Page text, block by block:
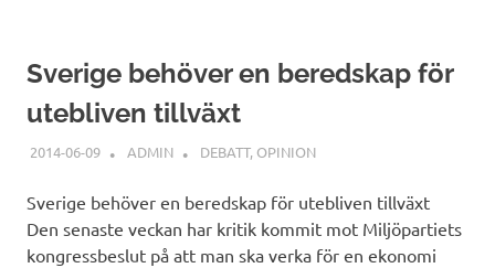
Sverige behöver en beredskap för
utebliven tillväxt
2014-06-09 ADMIN DEBATT, OPINION
Sverige behöver en beredskap för utebliven tillväxt
Den senaste veckan har kritik kommit mot Miljöpartiets
kongressbeslut på att man ska verka för en ekonomi